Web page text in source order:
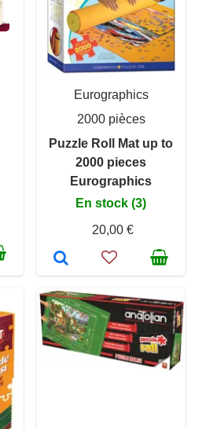
Eurographics
2000 pièces
Puzzle Roll Mat up to
2000 pieces
Eurographics
En stock (3)
20,00 €